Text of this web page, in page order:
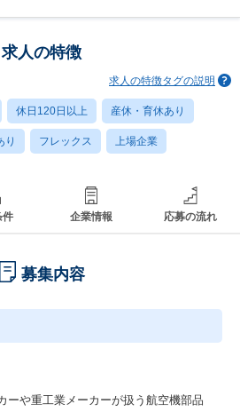
求人の特徴
求人の特徴タグの説明
休日120日以上 産休・育休あり
り フレックス 上場企業
件 企業情報 応募の流れ
募集内容
ーや重工業メーカーが扱う航空機部品